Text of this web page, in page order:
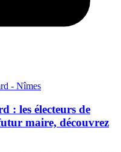
- Nîmes
: les électeurs de
maire, découvrez